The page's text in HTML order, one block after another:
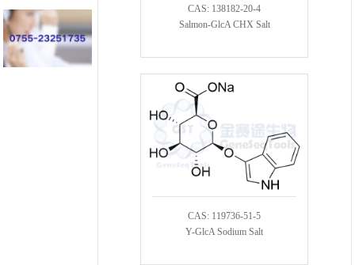
CAS: 138182-20-4
Salmon-GlcA CHX Salt
CAS: 119736-51-5
Y-GlcA Sodium Salt